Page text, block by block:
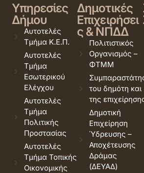
Υπηρεσίες
Δήμου
Αυτοτελές
Τμήμα Κ.Ε.Π.
Αυτοτελές
Τμήμα
Εσωτερικού
Ελέγχου
Αυτοτελές
Τμήμα
Πολιτικής
Προστασίας
Αυτοτελές
Τμήμα Τοπικής
Οικονομικής
Δημοτικές
Επιχειρήσει
ς & ΝΠΔΔ
Πολιτιστικός
Οργανισμός –
ΦΤΜΜ
του δημότη και
της
Δημοτική
Επιχείρηση
Ύδρευσης –
Αποχέτευσης
Δράμας
(ΔΕΥΑΔ)